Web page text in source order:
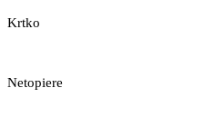
Krtko
Netopiere